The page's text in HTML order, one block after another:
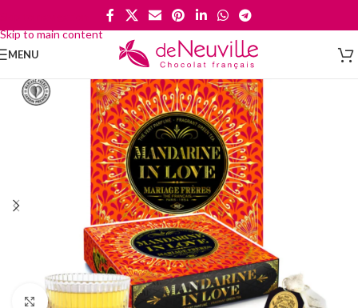
Skip to main content
MENU
Cliquez pour agrandir